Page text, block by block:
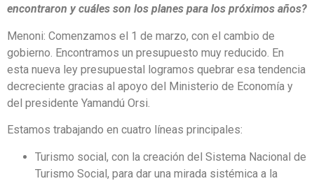
encontraron y cuáles son los planes para los próximos años?
Menoni: Comenzamos el 1 de marzo, con el cambio de
gobierno. Encontramos un presupuesto muy reducido. En
esta nueva ley presupuestal logramos quebrar esa tendencia
decreciente gracias al apoyo del Ministerio de Economía y
del presidente Yamandú Orsi.
Estamos trabajando en cuatro líneas principales:
Turismo social, con la creación del Sistema Nacional de
Turismo Social, para dar una mirada sistémica a la